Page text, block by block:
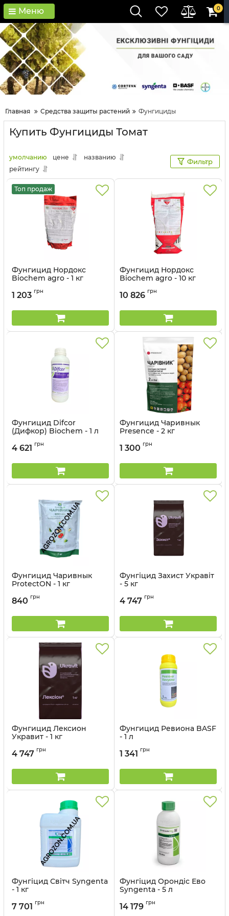
Меню 0
Главная Средства защиты растений Фунгициды
Купить Фунгициды Томат
умолчанию цене
названию
рейтингу
Фильтр
Топ продаж
Фунгицид Нордокс
Biochem agro - 1 кг
1 203 грн
Фунгицид Нордокс
Biochem agro - 10 кг
10 826 грн
Фунгицид Difcor
(Дифкор) Biochem - 1 л
4 621 грн
Фунгицид Чаривнык
Presence - 2 кг
1 300 грн
Фунгицид Чаривнык
ProtectON - 1 кг
840 грн
Фунгіцид Захист Укравіт
- 5 кг
4 747 грн
Фунгицид Лексион
Укравит - 1 кг
4 747 грн
Фунгицид Ревиона BASF
- 1 л
1 341 грн
Фунгіцид Світч Syngenta
- 1 кг
7 701 грн
Фунгіцид Орондіс Ево
Syngenta - 5 л
14 179 грн